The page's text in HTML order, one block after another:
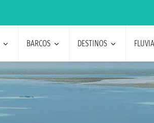
BARCOS DESTINOS